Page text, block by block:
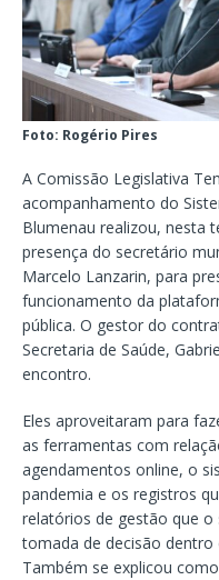
Foto: Rogério Pires
A Comissão Legislativa
acompanhamento do
Blumenau realizou, nesta
presença do secretário
Marcelo Lanzarin, para
funcionamento da
pública. O gestor do
Secretaria de Saúde,
encontro.
Eles aproveitaram para
as ferramentas com
agendamentos online, o
pandemia e os registros
relatórios de gestão que o
tomada de decisão dentro
Também se explicou